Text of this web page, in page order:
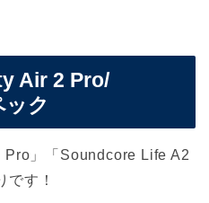
Air 2 Pro/
ク
Pro」「Soundcore Life A2
です！